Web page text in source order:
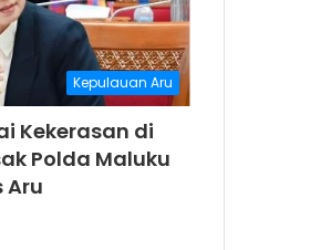
Kepulauan Aru
Kekerasan di
Polda Maluku
Aru